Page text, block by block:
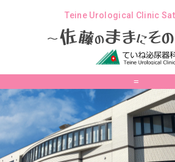
Teine Urological Clinic
～佐藤のままにその
=